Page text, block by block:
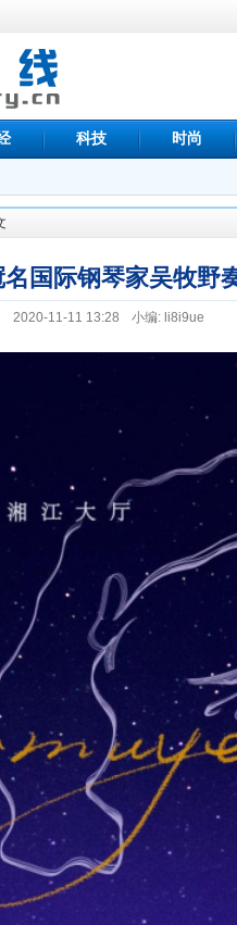
科技 时尚
国际钢琴家吴牧野
2020-11-11 13:28 小编: li8i9ue